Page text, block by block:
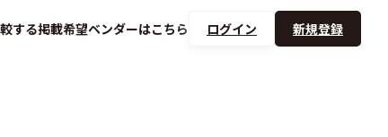
する掲載希望ベンダーはこちら ログイン 新規登録